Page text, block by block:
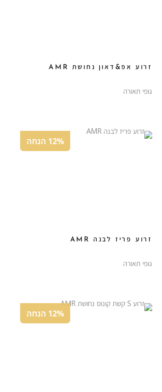
זרוע אפ&דאון נחושת AMR
גופי תאורה
12% הנחה
זרוע פריז לבנה AMR
גופי תאורה
12% הנחה